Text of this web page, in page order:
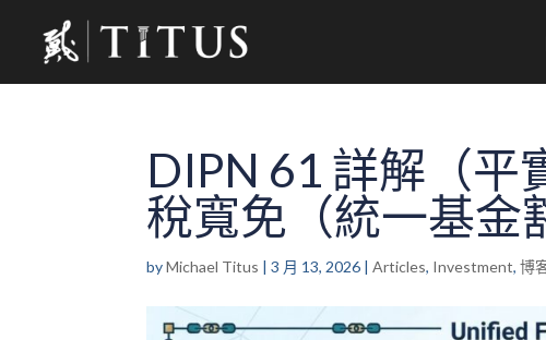
DIPN 61 詳解（平
稅寬免（統一基金
byMichael Titus |3 月 13, 2026 |Articles, Investment,博